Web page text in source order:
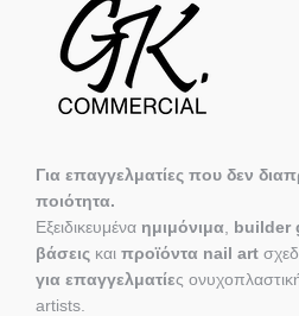
Για επαγγελματίες που δεν
ποιότητα.
Εξειδικευμένα ημιμόνιμα builder
βάσεις και προϊόντα nail art
για επαγγελματίες
artists.